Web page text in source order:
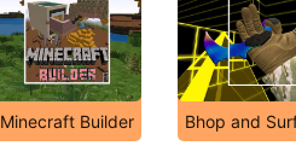
Minecraft Builder Bhop and